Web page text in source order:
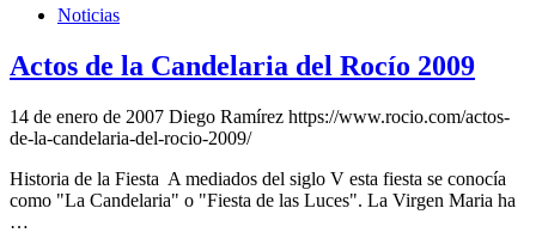
Noticias
Actos de la Candelaria del Rocío 2009
14 de enero de 2007 Diego Ramírez https://www.rocio.com/actos-
de-la-candelaria-del-rocio-2009/
Historia de la Fiesta A mediados del siglo V esta fiesta se conocía
como "La Candelaria" o "Fiesta de las Luces". La Virgen Maria ha
…